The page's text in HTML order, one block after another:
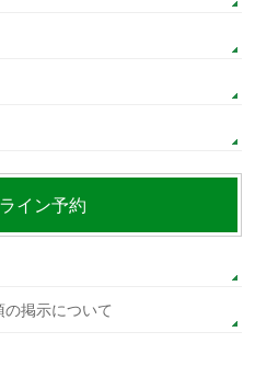
イン予約
掲示について